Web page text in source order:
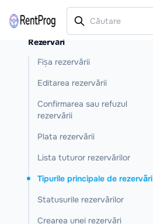
Rezervări
Fișa rezervării
Editarea rezervării
Confirmarea sau refuzul
rezervării
Plata rezervării
Lista tuturor rezervărilor
Tipurile principale de rezervări
Statusurile rezervărilor
Crearea unei rezervări